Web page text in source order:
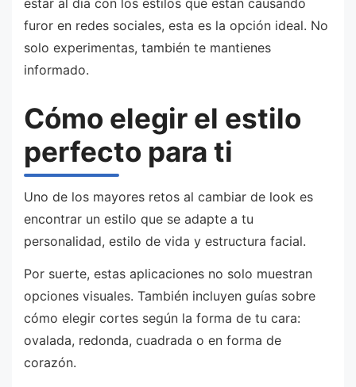
furor en redes sociales, esta es la opción ideal. No
solo experimentas, también te mantienes
informado.
Cómo elegir el estilo
perfecto para ti
Uno de los mayores retos al cambiar de look es
encontrar un estilo que se adapte a tu
personalidad, estilo de vida y estructura facial.
Por suerte, estas aplicaciones no solo muestran
opciones visuales. También incluyen guías sobre
cómo elegir cortes según la forma de tu cara:
ovalada, redonda, cuadrada o en forma de
corazón.